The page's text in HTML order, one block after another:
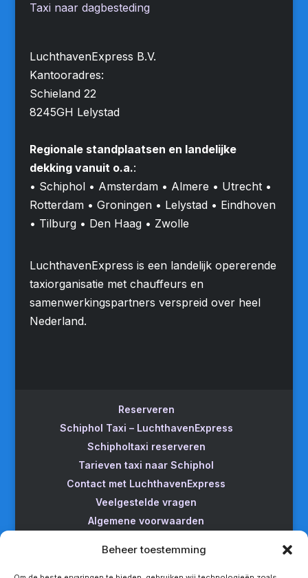
Beheer toestemming
Taxi naar dagbesteding
LuchthavenExpress B.V.
Kantooradres:
Schieland 22
8245GH Lelystad
Regionale standplaatsen en landelijke
dekking vanuit o.a.:
• Schiphol • Amsterdam • Almere • Utrecht •
Rotterdam • Groningen • Lelystad • Eindhoven
• Tilburg • Den Haag • Zwolle
LuchthavenExpress is een landelijk opererende
taxiorganisatie met chauffeurs en
samenwerkingspartners verspreid over heel
Nederland.
Reserveren
Schiphol Taxi – LuchthavenExpress
Schipholtaxi reserveren
Tarieven taxi naar Schiphol
Contact met LuchthavenExpress
Veelgestelde vragen
Algemene voorwaarden